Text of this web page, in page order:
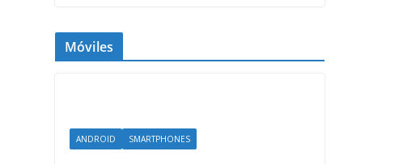
Móviles
ANDROID SMARTPHONES